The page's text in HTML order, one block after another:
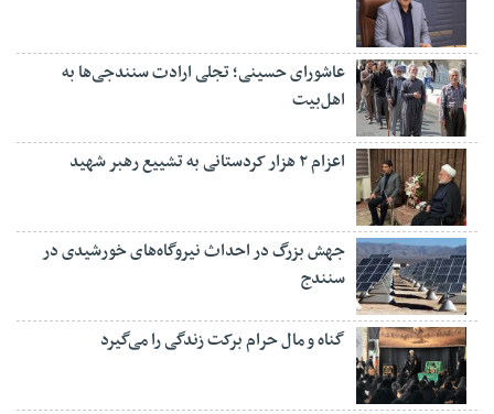
عاشورای حسینی؛ تجلی ارادت سنندجی‌ها به
اهل‌بیت
اعزام ۲ هزار کردستانی به تشییع رهبر شهید
جهش بزرگ در احداث نیروگاه‌های خورشیدی در
سنندج
گناه و مال حرام برکت زندگی را می‌گیرد